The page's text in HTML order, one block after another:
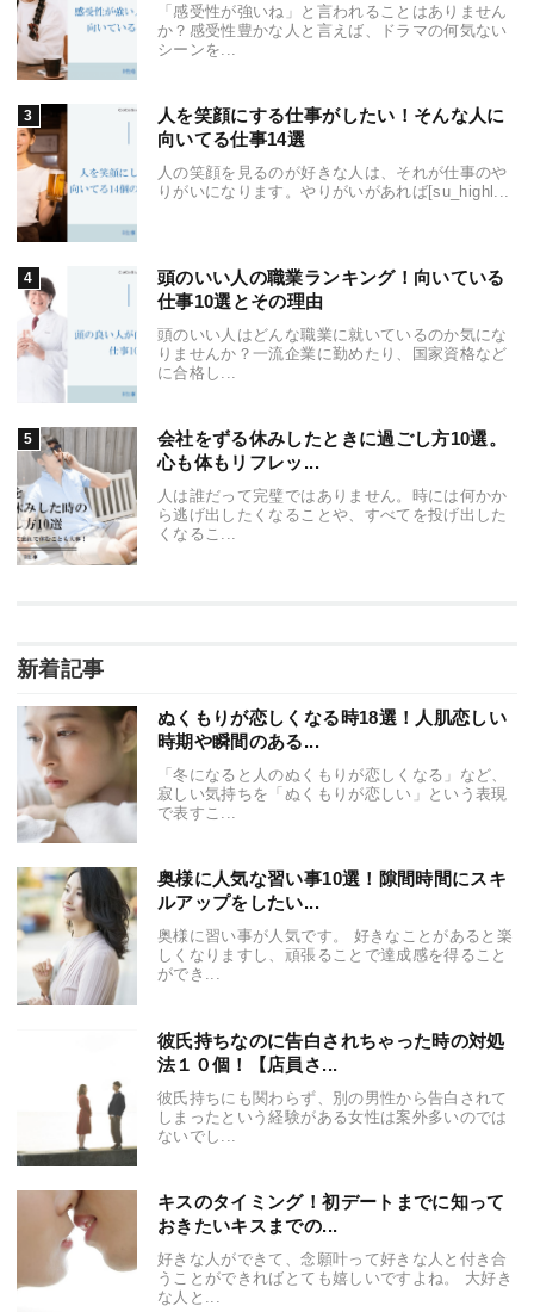
「感受性が強いね」と言われることはありません
か？感受性豊かな人と言えば、ドラマの何気ない
シーンを...
人を笑顔にする仕事がしたい！そんな人に
向いてる仕事14選
人の笑顔を見るのが好きな人は、それが仕事のや
りがいになります。やりがいがあれば[su_highl...
頭のいい人の職業ランキング！向いている
仕事10選とその理由
頭のいい人はどんな職業に就いているのか気にな
りませんか？一流企業に勤めたり、国家資格など
に合格し...
会社をずる休みしたときに過ごし方10選。
心も体もリフレッ...
人は誰だって完璧ではありません。時には何かか
ら逃げ出したくなることや、すべてを投げ出した
くなるこ...
新着記事
ぬくもりが恋しくなる時18選！人肌恋しい
時期や瞬間のある...
「冬になると人のぬくもりが恋しくなる」など、
寂しい気持ちを「ぬくもりが恋しい」という表現
で表すこ...
奥様に人気な習い事10選！隙間時間にスキ
ルアップをしたい...
奥様に習い事が人気です。 好きなことがあると楽
しくなりますし、頑張ることで達成感を得ること
ができ...
彼氏持ちなのに告白されちゃった時の対処
法１０個！【店員さ...
彼氏持ちにも関わらず、別の男性から告白されて
しまったという経験がある女性は案外多いのでは
ないでし...
キスのタイミング！初デートまでに知って
おきたいキスまでの...
好きな人ができて、念願叶って好きな人と付き合
うことができればとても嬉しいですよね。 大好き
な人と...